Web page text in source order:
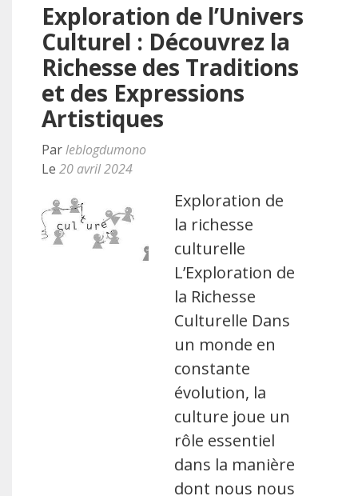
Exploration de l’Univers
Culturel : Découvrez la
Richesse des Traditions
et des Expressions
Artistiques
Parleblogdumono
Le 20 avril 2024
Exploration de
la richesse
culturelle
L’Exploration de
la Richesse
Culturelle Dans
un monde en
constante
évolution, la
culture joue un
rôle essentiel
dans la manière
dont nous nous